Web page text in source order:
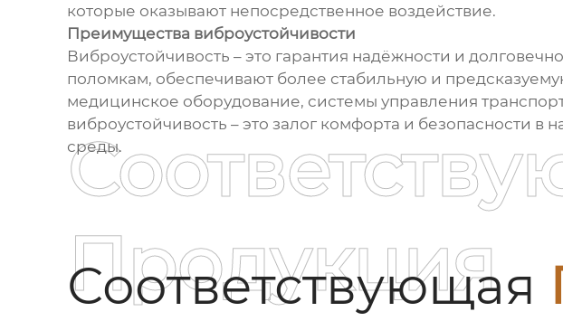
которые оказывают непосредственное воздействие.
Преимущества виброустойчивости
Виброустойчивость – это гарантия надёжности и
поломкам, обеспечивают более стабильную и
медицинское оборудование, системы управления
виброустойчивость – это залог комфорта и
среды.
Соответствующая
Продукция